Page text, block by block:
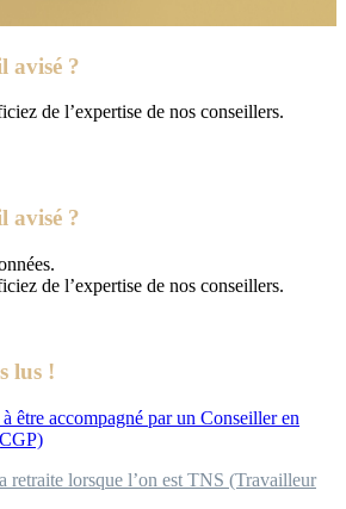
avisé ?
de l’expertise de nos conseillers.
avisé ?
de l’expertise de nos conseillers.
lus !
être accompagné par un Conseiller en
retraite lorsque l’on est TNS (Travailleur